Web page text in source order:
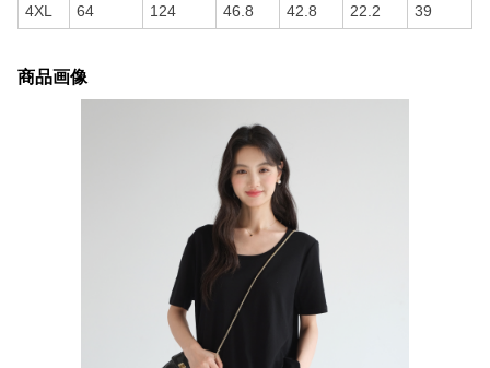
4XL 64 124 46.8 42.8 22.2 39
商品画像